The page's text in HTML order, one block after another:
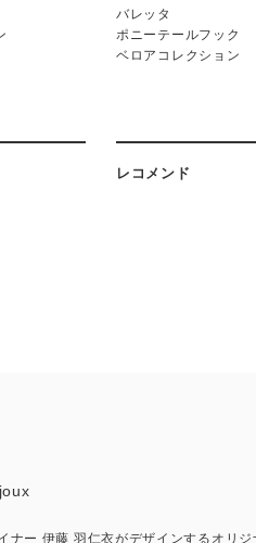
バレッタ
ポニーテールフック
ベロアコレクション
レコメンド
ナー 伊藤 羽仁衣がデザインするオリジ